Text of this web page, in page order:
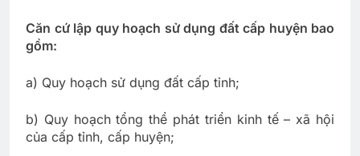
Căn cứ lập quy hoạch sử dụng đất cấp huyện bao
gồm:
a) Quy hoạch sử dụng đất cấp tỉnh;
b) Quy hoạch tổng thể phát triển kinh tế – xã hội
của cấp tỉnh, cấp huyện;